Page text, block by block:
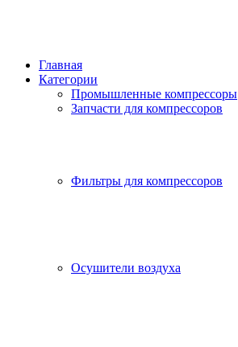
Главная
Категории
Промышленные компрессоры
Запчасти для компрессоров
Фильтры для компрессоров
Осушители воздуха